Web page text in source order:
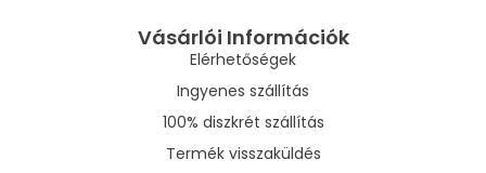
Vásárlói Információk
Elérhetőségek
Ingyenes szállítás
100% diszkrét szállítás
Termék visszaküldés